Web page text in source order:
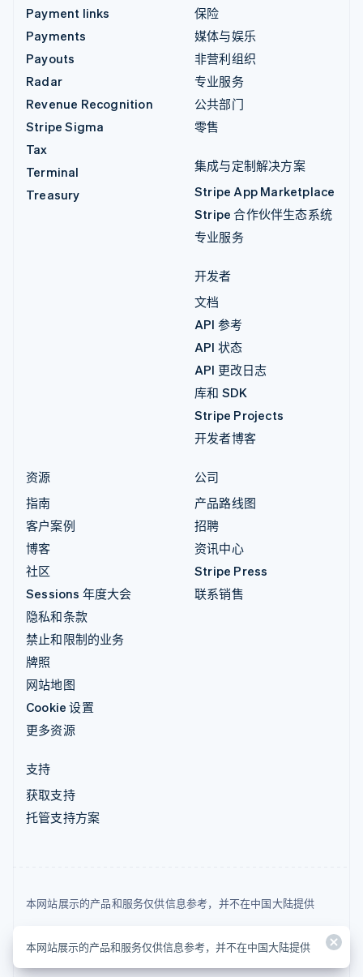
Payment links
Payments
Payouts
Radar
Revenue Recognition
Stripe Sigma
Tax
Terminal
Treasury
保险
媒体与娱乐
非营利组织
专业服务
公共部门
零售
集成与定制解决方案
Stripe App Marketplace
Stripe 合作伙伴生态系统
专业服务
开发者
文档
API 参考
API 状态
API 更改日志
库和 SDK
Stripe Projects
开发者博客
资源
指南
客户案例
博客
社区
Sessions 年度大会
隐私和条款
禁止和限制的业务
牌照
网站地图
Cookie 设置
更多资源
公司
产品路线图
招聘
资讯中心
Stripe Press
联系销售
支持
获取支持
托管支持方案
本网站展示的产品和服务仅供信息参考，并不在中国大陆提供
© 2026 Stripe, LLC
本网站展示的产品和服务仅供信息参考，并不在中国大陆提供